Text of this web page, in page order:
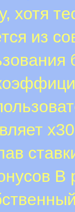
хотя
из
В